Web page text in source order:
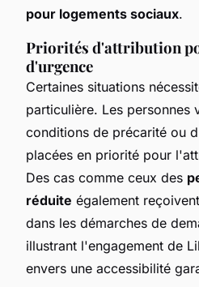
pour logements sociaux.
Priorités d'attribution
d'urgence
Certaines situations
particulière. Les personnes
conditions de précarité ou
placées en priorité pour
Des cas comme ceux des
réduite également
dans les démarches de
illustrant l'engagement de
envers une accessibilité